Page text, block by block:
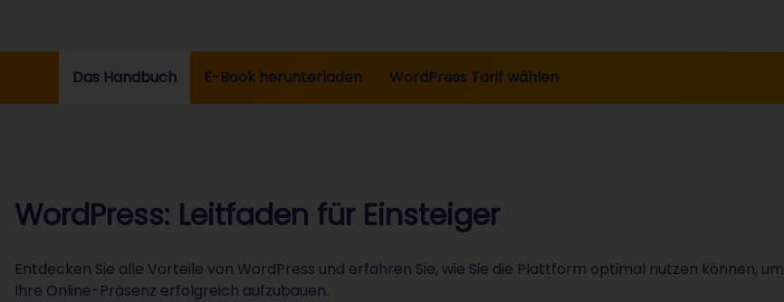
Das Handbuch E-Book herunterladen WordPress Tarif wählen
WordPress: Leitfaden für Einsteiger
Entdecken Sie alle Vorteile von WordPress und erfahren Sie, wie Sie die Plattform optimal nutzen können, um
Ihre Online-Präsenz erfolgreich aufzubauen.